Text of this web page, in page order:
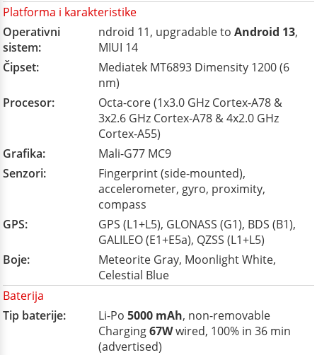
Platforma i karakteristike
Operativni
sistem:
ndroid 11, upgradable to Android 13,
MIUI 14
Čipset:
Mediatek MT6893 Dimensity 1200 (6
nm)
Procesor:
Octa-core (1x3.0 GHz Cortex-A78 &
3x2.6 GHz Cortex-A78 & 4x2.0 GHz
Cortex-A55)
Grafika:
Mali-G77 MC9
Senzori:
Fingerprint (side-mounted),
accelerometer, gyro, proximity,
compass
GPS:
GPS (L1+L5), GLONASS (G1), BDS (B1),
GALILEO (E1+E5a), QZSS (L1+L5)
Boje:
Meteorite Gray, Moonlight White,
Celestial Blue
Baterija
Tip baterije:
Li-Po 5000 mAh, non-removable
Charging67Wwired, 100% in 36 min
(advertised)